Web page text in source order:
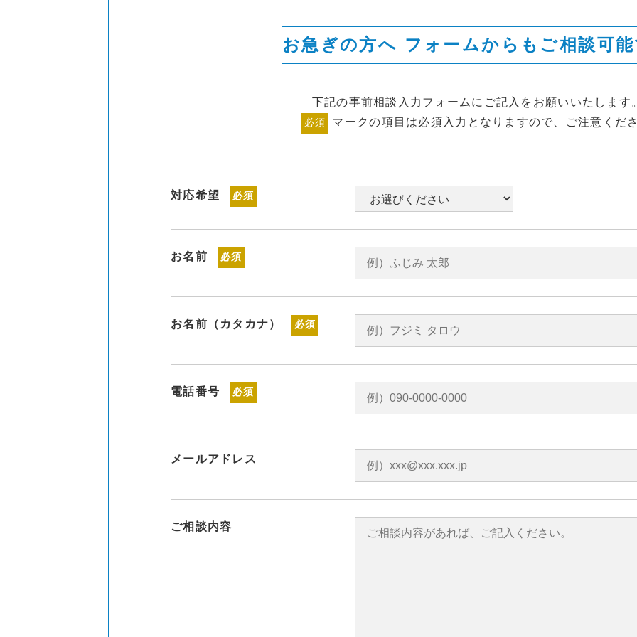
お急ぎの方へ フォームからもご相談可
下記の事前相談入力フォームにご記入をお願いいたします。
必須 マークの項目は必須入力となりますので、ご注意くださ
対応希望 必須
お名前 必須
お名前（カタカナ） 必須
電話番号 必須
メールアドレス
ご相談内容